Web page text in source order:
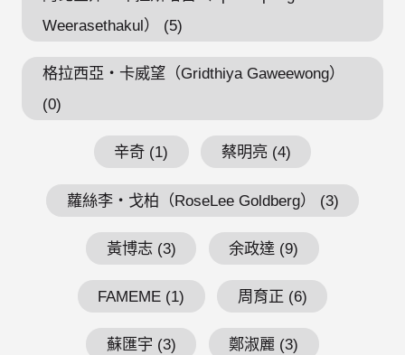
Weerasethakul） (5)
格拉西亞・卡威望（Gridthiya Gaweewong）
(0)
辛奇 (1) 蔡明亮 (4)
蘿絲李・戈柏（RoseLee Goldberg） (3)
黃博志 (3) 余政達 (9)
FAMEME (1) 周育正 (6)
蘇匯宇 (3) 鄭淑麗 (3)